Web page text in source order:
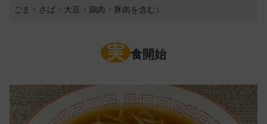
ごま・さば・大豆・鶏肉・豚肉を含む）
実 食開始